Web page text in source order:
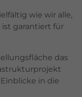
wie wir alle,
garantiert für
das
in die